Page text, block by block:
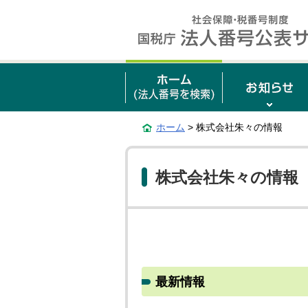
ホーム > 株式会社朱々の情報
株式会社朱々の情報
最新情報